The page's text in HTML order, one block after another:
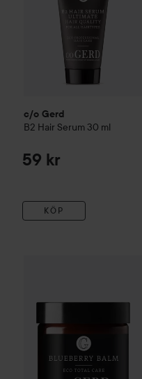
c/o Gerd
B2 Hair Serum 30 ml
59 kr
KÖP